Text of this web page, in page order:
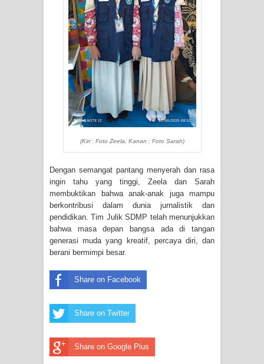
(Kiri : Foto Zeela, Kanan : Foto Sarah)
Dengan semangat pantang menyerah dan rasa
ingin tahu yang tinggi, Zeela dan Sarah
membuktikan bahwa anak-anak juga mampu
berkontribusi dalam dunia jurnalistik dan
pendidikan. Tim Julik SDMP telah menunjukkan
bahwa masa depan bangsa ada di tangan
generasi muda yang kreatif, percaya diri, dan
berani bermimpi besar.
Share on Facebook
Share on Twitter
Share on Google Plus